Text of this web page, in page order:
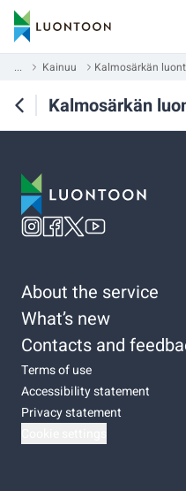
... Kainuu Kalmosärkän
Kalmosärkän
About the service
What’s new
Contacts and
Terms of use
Accessibility statement
Privacy statement